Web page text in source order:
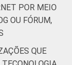
POR MEIO
OU FÓRUM,
QUE